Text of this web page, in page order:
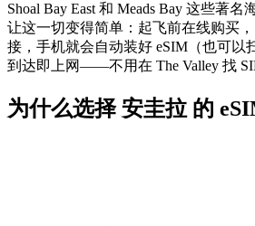
Shoal Bay East 和 Meads Bay 这些著
让这一切变得简单：起飞前在线购买
接，手机就会自动装好 eSIM（也可以
到达即上网——不用在 The Valley 找
为什么选择 安圭拉 的